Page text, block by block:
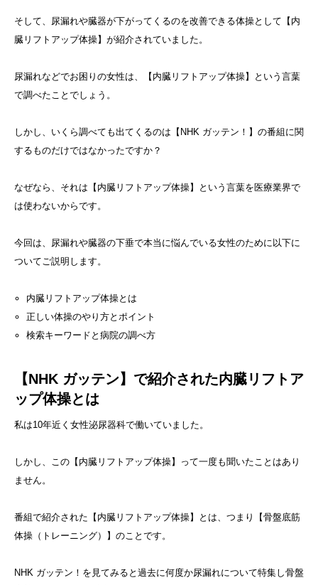
そして、尿漏れや臓器が下がってくるのを改善できる体操として【内
臓リフトアップ体操】が紹介されていました。
尿漏れなどでお困りの女性は、【内臓リフトアップ体操】という言葉
で調べたことでしょう。
しかし、いくら調べても出てくるのは【NHK ガッテン！】の番組に関
するものだけではなかったですか？
なぜなら、それは【内臓リフトアップ体操】という言葉を医療業界で
は使わないからです。
今回は、尿漏れや臓器の下垂で本当に悩んでいる女性のために以下に
ついてご説明します。
内臓リフトアップ体操とは
正しい体操のやり方とポイント
検索キーワードと病院の調べ方
【NHK ガッテン】で紹介された内臓リフトア
ップ体操とは
私は10年近く女性泌尿器科で働いていました。
しかし、この【内臓リフトアップ体操】って一度も聞いたことはあり
ません。
番組で紹介された【内臓リフトアップ体操】とは、つまり【骨盤底筋
体操（トレーニング）】のことです。
NHK ガッテン！を見てみると過去に何度か尿漏れについて特集し骨盤